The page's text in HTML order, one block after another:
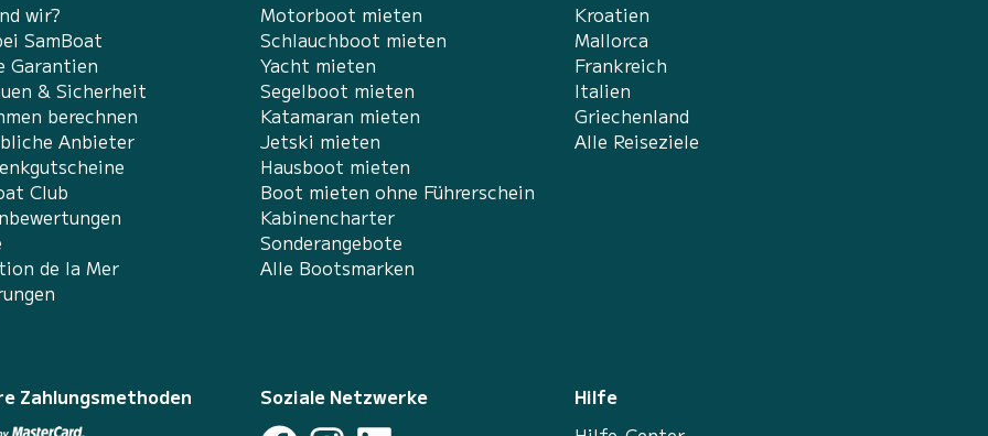
wir?
SamBoat
Garantien
& Sicherheit
berechnen
Anbieter
Club
de la Mer
Motorboot mieten
Schlauchboot mieten
Yacht mieten
Segelboot mieten
Katamaran mieten
Jetski mieten
Hausboot mieten
Boot mieten ohne Führerschein
Kabinencharter
Sonderangebote
Alle Bootsmarken
Kroatien
Mallorca
Frankreich
Italien
Griechenland
Alle Reiseziele
Hilfe
Zahlungsmethoden Soziale Netzwerke